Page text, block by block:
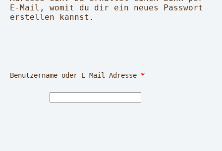
E-Mail, womit du dir ein neues Passwort
erstellen kannst.
Benutzername oder E-Mail-Adresse *Erforderlich